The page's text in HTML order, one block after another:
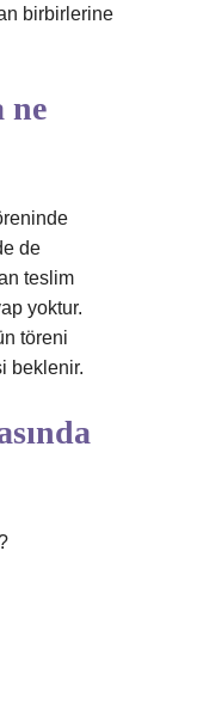
birbirlerine
ne
de
teslim
yoktur.
töreni
beklenir.